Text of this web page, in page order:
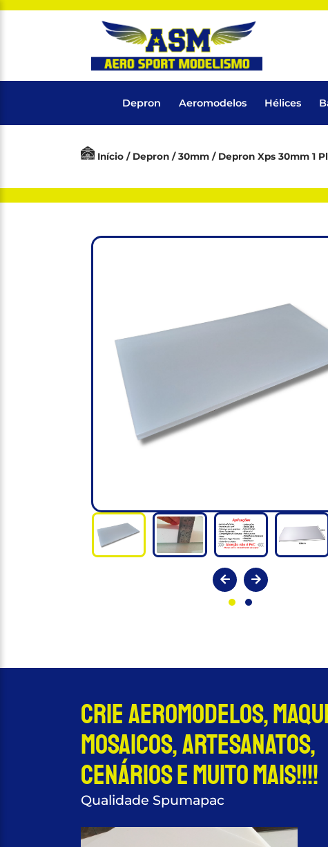
Depron Aeromodelos Hélices
Início / Depron /30mm / Depron Xps 30mm 1
Crie aeromodelos,
Mosaicos, Artesanatos,
Cenários e muito mais!!!!
Qualidade Spumapac